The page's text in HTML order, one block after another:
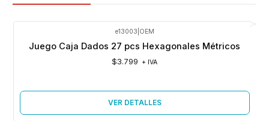
Agotado
e13003 OEM
Juego Caja Dados 27 pcs Hexagonales Métricos
$3.799 + IVA
VER DETALLES